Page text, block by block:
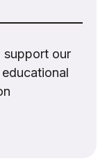
support our